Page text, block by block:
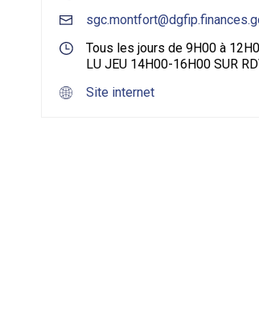
Tous les jours de 9H00 à
LU JEU 14H00-16H00 SUR
Site internet